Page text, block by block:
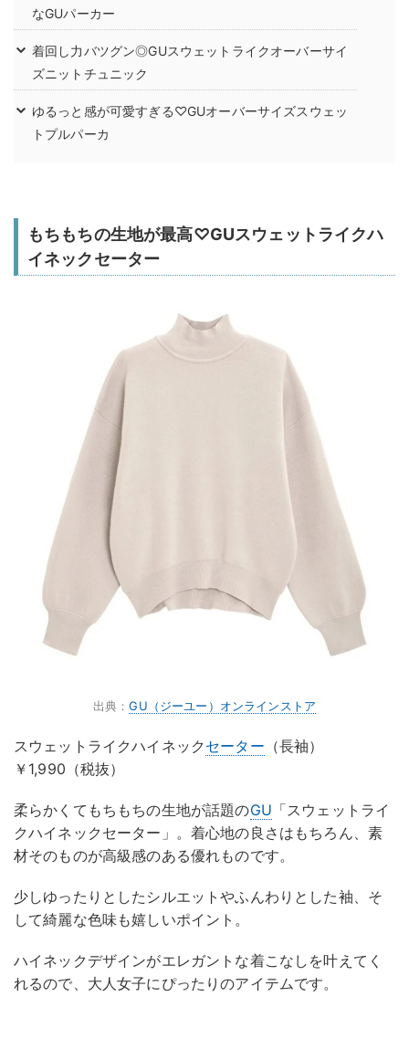
なGUパーカー
着回し力バツグン◎GUスウェットライクオーバーサイ
ズニットチュニック
ゆるっと感が可愛すぎる♡GUオーバーサイズスウェッ
トプルパーカ
もちもちの生地が最高♡GUスウェットライクハ
イネックセーター
出典：GU（ジーユー）オンラインストア
スウェットライクハイネック セーター （長袖）
￥1,990（税抜）
柔らかくてもちもちの生地が話題のGU 「スウェットライ
クハイネックセーター」。着心地の良さはもちろん、素
材そのものが高級感のある優れものです。
少しゆったりとしたシルエットやふんわりとした袖、そ
して綺麗な色味も嬉しいポイント。
ハイネックデザインがエレガントな着こなしを叶えてく
れるので、大人女子にぴったりのアイテムです。